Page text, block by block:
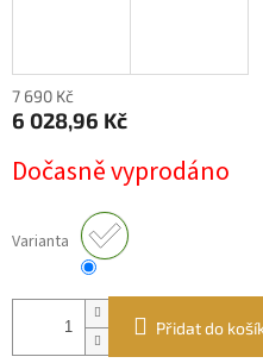
7 690 Kč
6 028,96 Kč
cena:
Dočasně vyprodáno
Varianta
Přidat do